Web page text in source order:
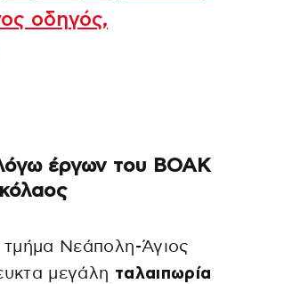
οδηγός,
έργων του ΒΟΑΚ
Νεάπολη-Άγιος
μεγάλη ταλαιπωρία